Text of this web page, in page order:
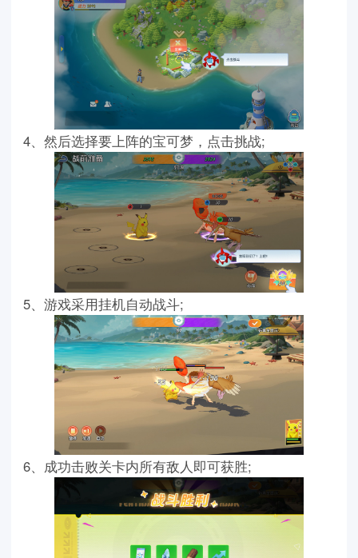
4、然后选择要上阵的宝可梦，点击挑战;
5、游戏采用挂机自动战斗;
6、成功击败关卡内所有敌人即可获胜;